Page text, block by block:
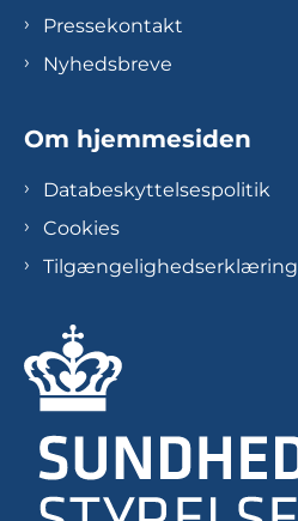
Pressekontakt
Nyhedsbreve
Om hjemmesiden
Databeskyttelsespolitik
Cookies
Tilgængelighedserklæring